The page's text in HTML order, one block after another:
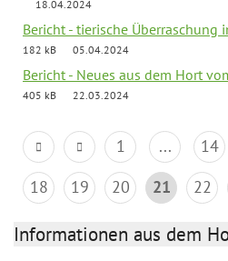
18.04.2024
Bericht - tierische Überraschung
182 kB
05.04.2024
Bericht - Neues aus dem Hort
405 kB
22.03.2024
1 ... 14
18
19 20 21 22
Informationen aus dem